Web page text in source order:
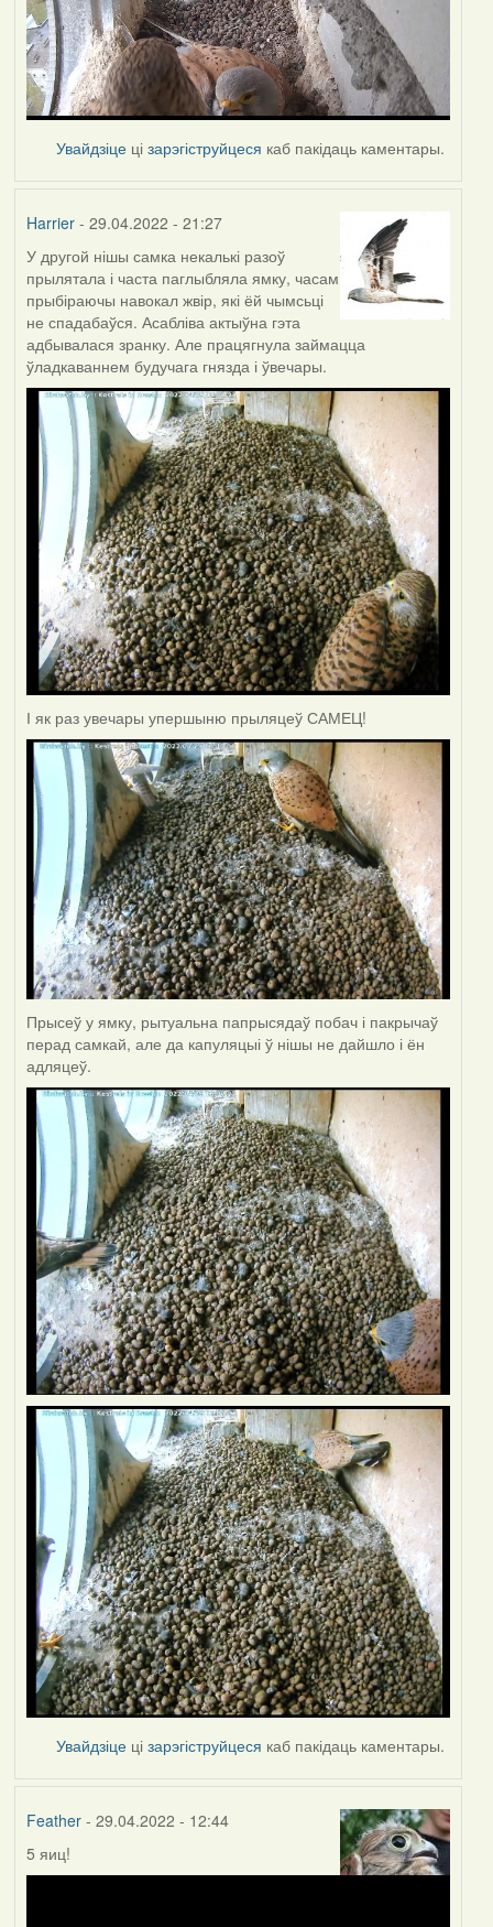
Увайдзіце цізарэгіструйцеся каб пакідаць каментары.
Harrier- 29.04.2022 - 21:27
У другой нішы самка некалькі разоў
прылятала і часта паглыбляла ямку, часам
прыбіраючы навокал жвір, які ёй чымсьці
не спадабаўся. Асабліва актыўна гэта
адбывалася зранку. Але працягнула займацца
ўладкаваннем будучага гнязда і ўвечары.
І як раз увечары упершыню прыляцеў САМЕЦ!
Прысеў у ямку, рытуальна папрысядаў побач і пакрычаў
перад самкай, але да капуляцыі ў нішы не дайшло і ён
адляцеў.
Увайдзіце цізарэгіструйцеся каб пакідаць каментары.
Feather- 29.04.2022 - 12:44
5 яиц!